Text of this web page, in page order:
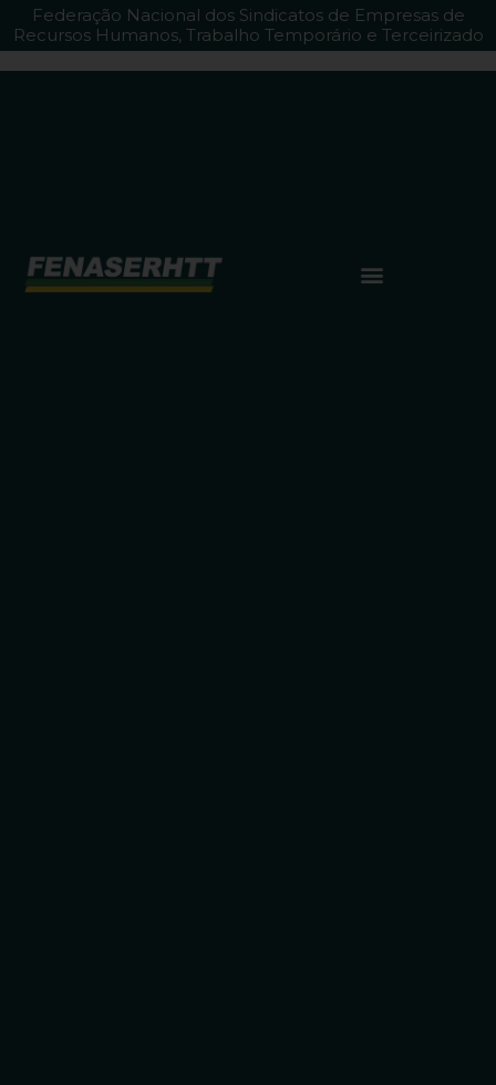
Federação Nacional dos Sindicatos de Empresas de
Recursos Humanos, Trabalho Temporário e Terceirizado